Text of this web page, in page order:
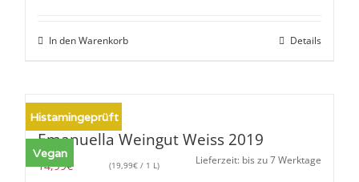
In den Warenkorb Details
Histamingeprüft
Vegan
Emanuella Weingut Weiss 2019
14,99€ (19,99€ / 1 L) Lieferzeit: bis zu 7 Werktage